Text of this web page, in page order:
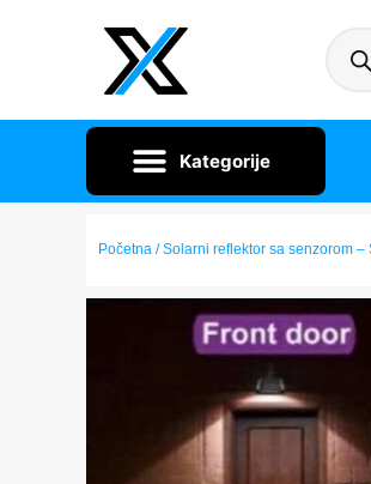
Početna / Solarni reflektor sa senzorom